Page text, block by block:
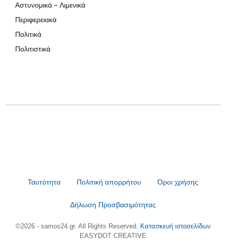
Αστυνομικά – Λιμενικά
Περιφερειακά
Πολιτικά
Πολιτιστικά
Ταυτότητα Πολιτική απορρήτου Όροι χρήσης
Δήλωση Προσβασιμότητας
©2026 - samos24.gr. All Rights Reserved. Κατασκευή ιστοσελίδων
EASYDOT CREATIVE